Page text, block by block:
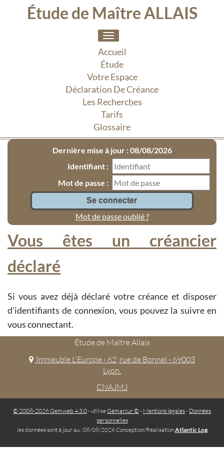
Étude de Maître ALLAIS
Toggle
navigation
Accueil
Étude
Votre Espace
Déclaration De Créance
Les Recherches
Tarifs
Glossaire
Dernière mise à jour : 08/08/2026
Identifiant :
Mot de passe :
Mot de passe oublié ?
Vous êtes un créancier
déclaré
Si vous avez déjà déclaré votre créance et disposer
d'identifiants de connexion, vous pouvez la suivre en
vous connectant.
Étude de Maître Allais
Immeuble L'Europe - 62, rue de Bonnel - 69003
Lyon.
CNAJMJ
© 2008-2026 Gemweb 4.3.0- utiliseGemarcur © - Mentions légales- Données
personnelles
les données sont à jour au : 08/08/2026 Conception/RéalisationAtlantic Log